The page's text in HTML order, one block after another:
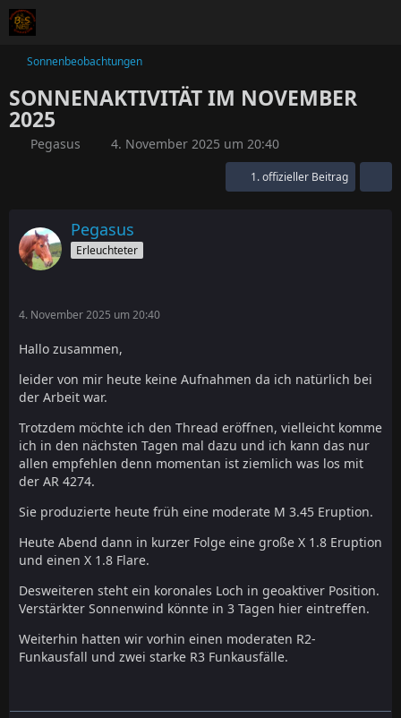
Sonnenbeobachtungen
SONNENAKTIVITÄT IM NOVEMBER
2025
Pegasus 4. November 2025 um 20:40
1. offizieller Beitrag
Pegasus
Erleuchteter
4. November 2025 um 20:40
Hallo zusammen,
leider von mir heute keine Aufnahmen da ich natürlich bei
der Arbeit war.
Trotzdem möchte ich den Thread eröffnen, vielleicht komme
ich in den nächsten Tagen mal dazu und ich kann das nur
allen empfehlen denn momentan ist ziemlich was los mit
der AR 4274.
Sie produzierte heute früh eine moderate M 3.45 Eruption.
Heute Abend dann in kurzer Folge eine große X 1.8 Eruption
und einen X 1.8 Flare.
Desweiteren steht ein koronales Loch in geoaktiver Position.
Verstärkter Sonnenwind könnte in 3 Tagen hier eintreffen.
Weiterhin hatten wir vorhin einen moderaten R2-
Funkausfall und zwei starke R3 Funkausfälle.